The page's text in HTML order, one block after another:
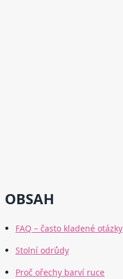
OBSAH
FAQ – často kladené otázky
Stolní odrůdy
Proč ořechy barví ruce